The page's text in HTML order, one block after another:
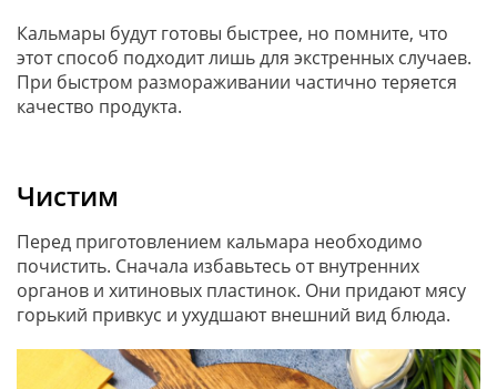
Кальмары будут готовы быстрее, но помните, что
этот способ подходит лишь для экстренных случаев.
При быстром размораживании частично теряется
качество продукта.
Чистим
Перед приготовлением кальмара необходимо
почистить. Сначала избавьтесь от внутренних
органов и хитиновых пластинок. Они придают мясу
горький привкус и ухудшают внешний вид блюда.